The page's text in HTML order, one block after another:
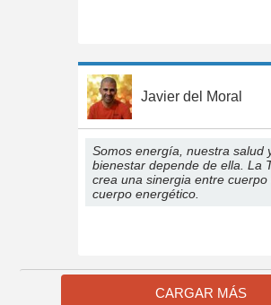
Javier del Moral
Somos energía, nuestra salud
bienestar depende de ella. La
crea una sinergia entre cuerpo
cuerpo energético.
CARGAR MÁS